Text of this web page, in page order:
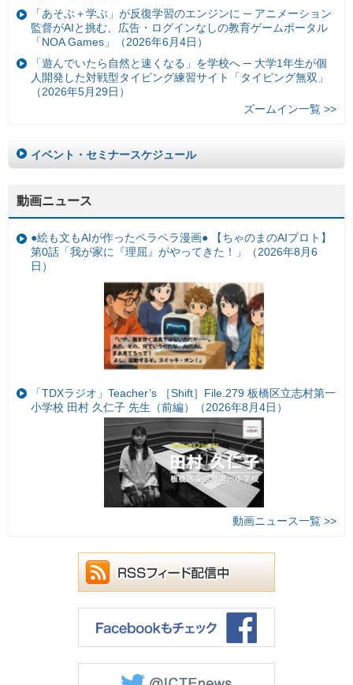
「あそぶ＋学ぶ」が反復学習のエンジンに ─ アニメーション
監督がAIと挑む、広告・ログインなしの教育ゲームポータル
「NOA Games」（2026年6月4日）
「遊んでいたら自然と速くなる」を学校へ ─ 大学1年生が個
人開発した対戦型タイピング練習サイト「タイピング無双」
（2026年5月29日）
ズームイン一覧 >>
イベント・セミナースケジュール
動画ニュース
●絵も文もAIが作ったペラペラ漫画● 【ちゃのまのAIプロト】
第0話「我が家に『理屈』がやってきた！」（2026年8月6
日）
「TDXラジオ」Teacher’s ［Shift］File.279 板橋区立志村第一
小学校 田村 久仁子 先生（前編）（2026年8月4日）
動画ニュース一覧 >>